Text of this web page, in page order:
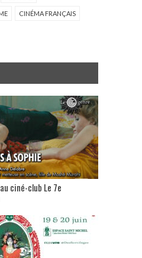
CINÉMA FRANÇAIS
au ciné-club Le 7e